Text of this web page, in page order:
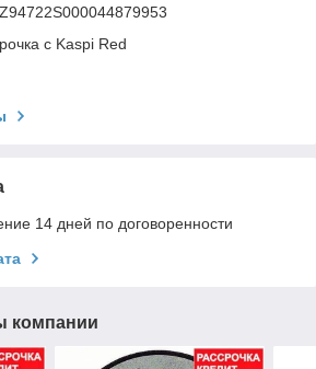
с Kaspi Red
14 дней по договоренности
компании